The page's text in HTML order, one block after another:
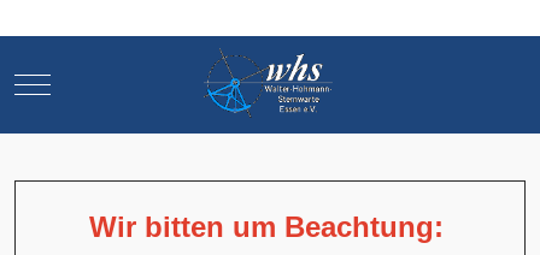
Mobile Menu Toggle
Wir bitten um Beachtung: